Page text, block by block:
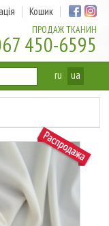
ПРОДАЖ ТКАНИН
450-6595
Кошик
ru ua